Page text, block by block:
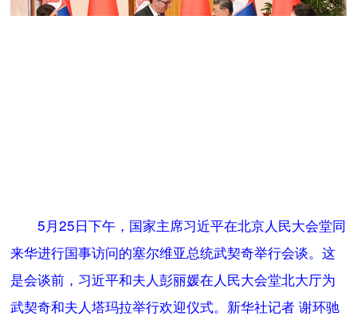
5月25日下午，国家主席习近平在北京人民大会堂同
来华进行国事访问的塞尔维亚总统武契奇举行会谈。这
是会谈前，习近平和夫人彭丽媛在人民大会堂北大厅为
武契奇和夫人塔玛拉举行欢迎仪式。新华社记者 谢环驰